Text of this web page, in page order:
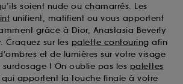
soient nude ou chamarrés. Les
unifient, matifient ou vous apportent
grâce à Dior, Anastasia Beverly
Craquez sur les palette contouring afin
et de lumières sur votre visage
surdosage ! On oublie pas les palettes
qui apportent la touche finale à votre